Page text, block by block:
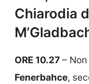
Chiarodia
ORE 10.27 –
Fenerbahce
,